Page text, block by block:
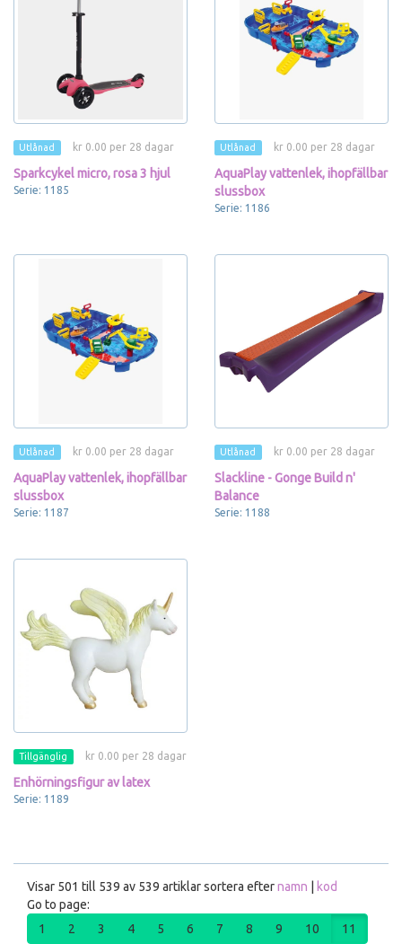
Utlånad kr 0.00 per 28 dagar
Sparkcykel micro, rosa 3 hjul
Serie: 1185
Utlånad kr 0.00 per 28 dagar
AquaPlay vattenlek, ihopfällbar
slussbox
Serie: 1186
Utlånad kr 0.00 per 28 dagar
AquaPlay vattenlek, ihopfällbar
slussbox
Serie: 1187
Utlånad kr 0.00 per 28 dagar
Slackline - Gonge Build n'
Balance
Serie: 1188
Tillgänglig kr 0.00 per 28 dagar
Enhörningsfigur av latex
Serie: 1189
Visar 501 till 539 av 539 artiklar sortera efternamn
kod
Go to page:
1
2 3 4 5 6 7 8 9 10 11